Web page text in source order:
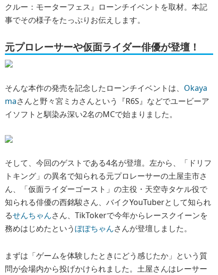
クルー：モーターフェス』ローンチイベントを取材。本記
事でその様子をたっぷりお伝えします。
元プロレーサーや仮面ライダー俳優が登壇！
そんな本作の発売を記念したローンチイベントは、 Okaya
maさんと野々宮ミカさんという『R6S』などでユービーア
イソフトと馴染み深い2名のMCで始まりました。
そして、今回のゲストである4名が登壇。左から、「ドリフ
トキング」の異名で知られる元プロレーサーの土屋圭市さ
ん、「仮面ライダーゴースト」の主役・天空寺タケル役で
知られる俳優の西銘駿さん、バイクYouTuberとして知られ
るせんちゃんさん、TikTokerで今年からレースクイーンを
務めはじめたというぽぽちゃんさんが登壇しました。
まずは「ゲームを体験したときにどう感じたか」という質
問が会場内から投げかけられました。土屋さんはレーサー